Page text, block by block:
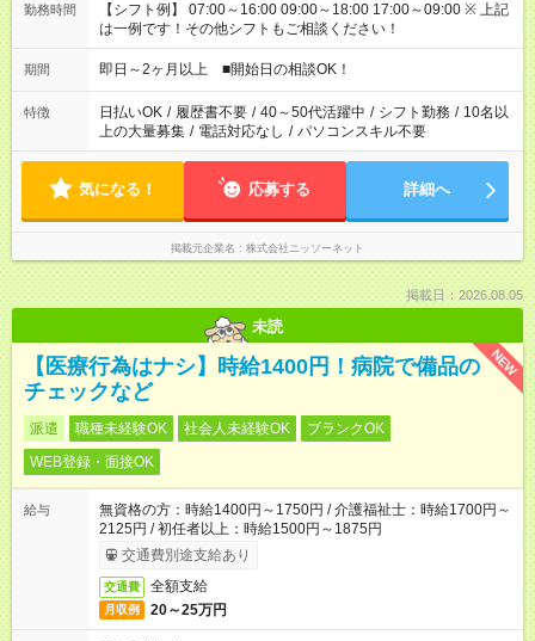
勤務時間
【シフト例】 07:00～16:00 09:00～18:00 17:00～09:00 ※ 上記
は一例です！その他シフトもご相談ください！
期間 即日～2ヶ月以上 ■開始日の相談OK！
特徴 日払いOK / 履歴書不要 / 40～50代活躍中 / シフト勤務 / 10名以
上の大量募集 / 電話対応なし / パソコンスキル不要
気になる！ 応募する 詳細へ
掲載元企業名 株式会社ニッソーネット
掲載日：2026.08.05
未読
NEW
【医療行為はナシ】時給1400円！病院で備品の
チェックなど
派遣 職種未経験OK 社会人未経験OK
ブランクOK
WEB登録・面接OK
給与
無資格の方：時給1400円～1750円 / 介護福祉士：時給1700円～
2125円 / 初任者以上：時給1500円～1875円
交通費別途支給あり
交通費 全額支給
月収例 20～25万円